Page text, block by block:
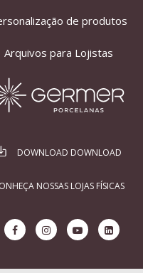
de produtos
Arquivos para Lojistas
DOWNLOAD DOWNLOAD
NOSSAS LOJAS FÍSICAS